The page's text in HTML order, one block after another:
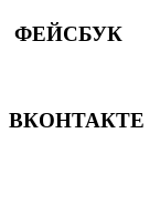
ФЕЙСБУК
ВКОНТАКТЕ